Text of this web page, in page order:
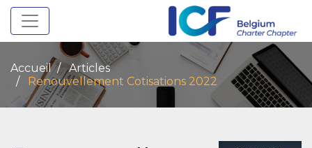
Toggle navigation
Accueil
Articles
Renouvellement Cotisations 2022